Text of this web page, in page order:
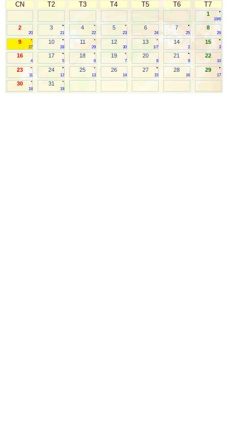
CN T2 T3 T4 T5 T6 T7
.
1
19/6
2
20
.
3
21
.
4
22
.
5
23
6
24
.
7
25
8
26
.
9
27
.
10
28
.
11
29
12
30
.
13
1/7
14
2
.
15
3
16
4
.
17
5
.
18
6
.
19
7
20
8
.
21
9
22
10
.
23
11
.
24
12
.
25
13
26
14
.
27
15
28
16
.
29
17
.
30
18
.
31
19